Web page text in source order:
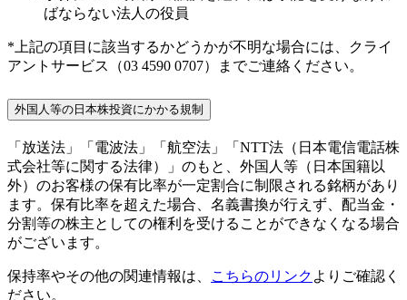
ばならない法人の役員
*上記の項目に該当するかどうかが不明な場合には、クライ
アントサービス（03 4590 0707）までご連絡ください。
外国人等の日本株投資にかかる規制
「放送法」「電波法」「航空法」「NTT法（日本電信電話株
式会社等に関する法律）」のもと、外国人等（日本国籍以
外）のお客様の保有比率が一定割合に制限される銘柄があり
ます。保有比率を超えた場合、名義書換が行えず、配当金・
分割等の株主としての権利を受けることができなくなる場合
がございます。
保持率やその他の関連情報は、 こちらのリンク よりご確認く
ださい。